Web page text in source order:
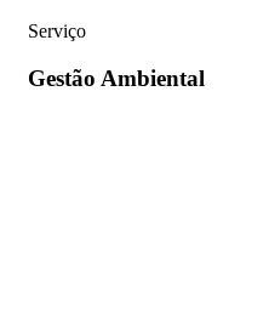
Serviço
Gestão Ambiental